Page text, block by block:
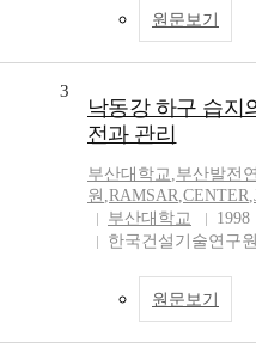
원문보기
3
낙동강 하구 습지
전과 관리
부산대학교,부산발전
원 ,RAMSAR,CENTER,
부산대학교
1998
한국건설기술연구
원문보기